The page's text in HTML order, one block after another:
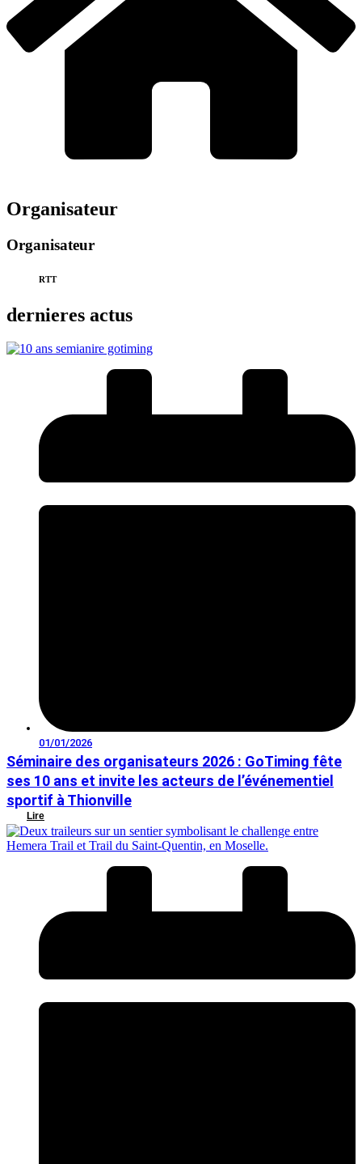
Organisateur
Organisateur
RTT
dernieres actus
01/01/2026
Séminaire des organisateurs 2026 : GoTiming fête
ses 10 ans et invite les acteurs de l’événementiel
sportif à Thionville
Lire